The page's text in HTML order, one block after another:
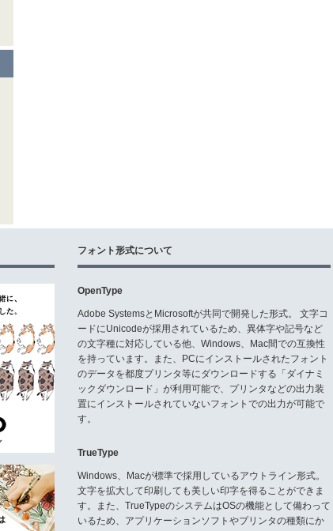
フォント形式について
OpenType
Adobe SystemsとMicrosoftが共同で開発した形式。 文字コ
ードにUnicodeが採用されているため、異体字や記号など
の文字種に対応している他、Windows、Mac間での互換性
を持っています。また、PCにインストールされたフォント
のデータを都度プリンタ等にダウンロードする「ダイナミ
ックダウンロード」が利用可能で、プリンタなどの出力装
置にインストールされていないフォントでの出力が可能で
す。
TrueType
Windows、Macが標準で採用しているアウトライン形式。
文字を拡大して印刷しても美しい印字を得ることができま
す。また、TrueTypeのシステムはOSの機能として備わって
いるため、アプリケーションソフトやプリンタの種類にか